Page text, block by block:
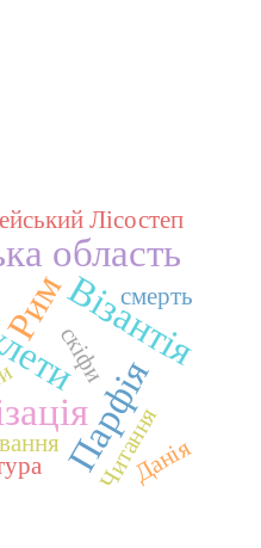
Парфія
Рим
область
Візантія
Лісостеп
ЧитанняДанія
скіфи
смерть